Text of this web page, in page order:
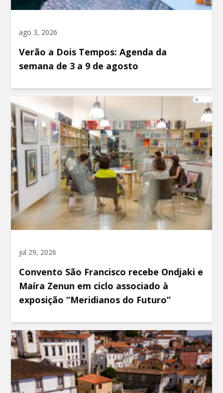
ago 3, 2026
Verão a Dois Tempos: Agenda da
semana de 3 a 9 de agosto
jul 29, 2026
Convento São Francisco recebe Ondjaki e
Maíra Zenun em ciclo associado à
exposição “Meridianos do Futuro”